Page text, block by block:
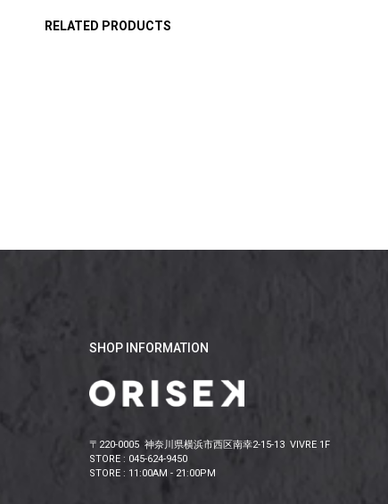
RELATED PRODUCTS
SHOP INFORMATION
〒220-0005 神奈川県横浜市西区南幸2-15-13 VIVRE 1F
STORE : 045-624-9450
STORE : 11:00AM - 21:00PM